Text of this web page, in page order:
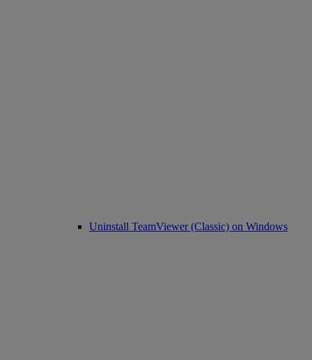
Uninstall TeamViewer (Classic) on Windows